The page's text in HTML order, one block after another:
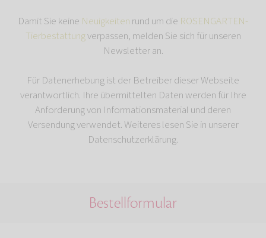
Damit Sie keine Neuigkeiten rund um die ROSENGARTEN-
Tierbestattungverpassen, melden Sie sich für unseren
Newsletter an.
Für Datenerhebung ist der Betreiber dieser Webseite
verantwortlich. Ihre übermittelten Daten werden für Ihre
Anforderung von Informationsmaterial und deren
Versendung verwendet. Weiteres lesen Sie in unserer
Datenschutzerklärung.
Bestellformular